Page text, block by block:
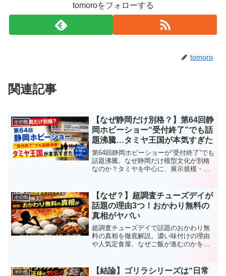
tomoroをフォローする
tomoro
関連記事
その他
【なぜ静岡だけ別格？】第64回静
岡ホビーショー“受付終了”でも話
題沸騰…タミヤ王国が本気すぎた
第64回静岡ホビーショーが“受付終了”でも
話題沸騰。なぜ静岡だけ模型文化が別格
なのか？タミヤを中心に、展示規模・モ
その他
【なぜ？】超調査チューズデイが
話題の理由3つ！おかわり無料の
真相がヤバい
超調査チューズデイで話題のおかわり無
料の真相を徹底解説。濃い味付けの理由
や人気定食屋、なぜご飯が進むのかをわ
その他
【結論】ゴリラシリーズは“日常